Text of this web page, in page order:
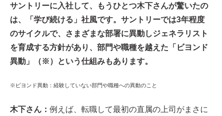
サントリーに入社して、もうひとつ木下さんが驚いたの
は、「学び続ける」社風です。サントリーでは3年程度
のサイクルで、さまざまな部署に異動しジェネラリスト
を育成する方針があり、部門や職種を越えた「ビヨンド
異動」（※）という仕組みもあります。
※ビヨンド異動：経験していない部門や職種への異動のこと
木下さん： 例えば、転職して最初の直属の上司がまさに